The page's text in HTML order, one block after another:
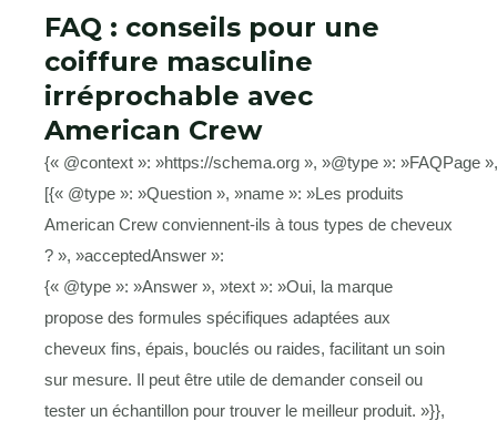
FAQ : conseils pour une
coiffure masculine
irréprochable avec
American Crew
{« @context »: »https://schema.org », »@type »: »FAQPage
[{« @type »: »Question », »name »: »Les produits
American Crew conviennent-ils à tous types de cheveux
? », »acceptedAnswer »:
{« @type »: »Answer », »text »: »Oui, la marque
propose des formules spécifiques adaptées aux
cheveux fins, épais, bouclés ou raides, facilitant un soin
sur mesure. Il peut être utile de demander conseil ou
tester un échantillon pour trouver le meilleur produit. »}},